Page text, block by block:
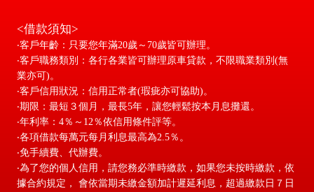
<借款須知>
‧客戶年齡：只要您年滿20歲～70歲皆可辦理。
‧客戶職務類別：各行各業皆可辦理原車貸款，不限職業類別(無
業亦可)。
‧客戶信用狀況：信用正常者(瑕疵亦可協助)。
‧期限：最短３個月，最長5年，讓您輕鬆按本月息攤還。
‧年利率：4％～12％依信用條件評等。
‧各項借款每萬元每月利息最高為2.5％。
‧免手續費、代辦費。
‧為了您的個人信用，請您務必準時繳款，如果您未按時繳款，依
據合約規定， 會依當期未繳金額加計遲延利息，超過繳款日７日